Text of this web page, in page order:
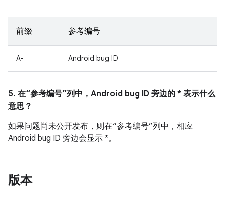
前缀 参考编号
A- Android bug ID
5. 在“参考编号”列中，Android bug ID 旁边的 * 表示什么
意思？
如果问题尚未公开发布，则在“参考编号”列中，相应
Android bug ID 旁边会显示 *。
版本